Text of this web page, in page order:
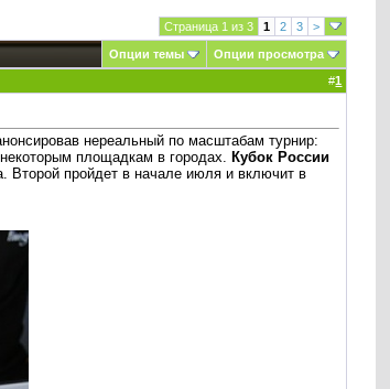
Страница 1 из 3 1 2 3 >
Опции темы Опции просмотра
#1
нереальный по масштабам турнир:
площадкам в городах.
Кубок России
Второй пройдет в начале июля и включит в